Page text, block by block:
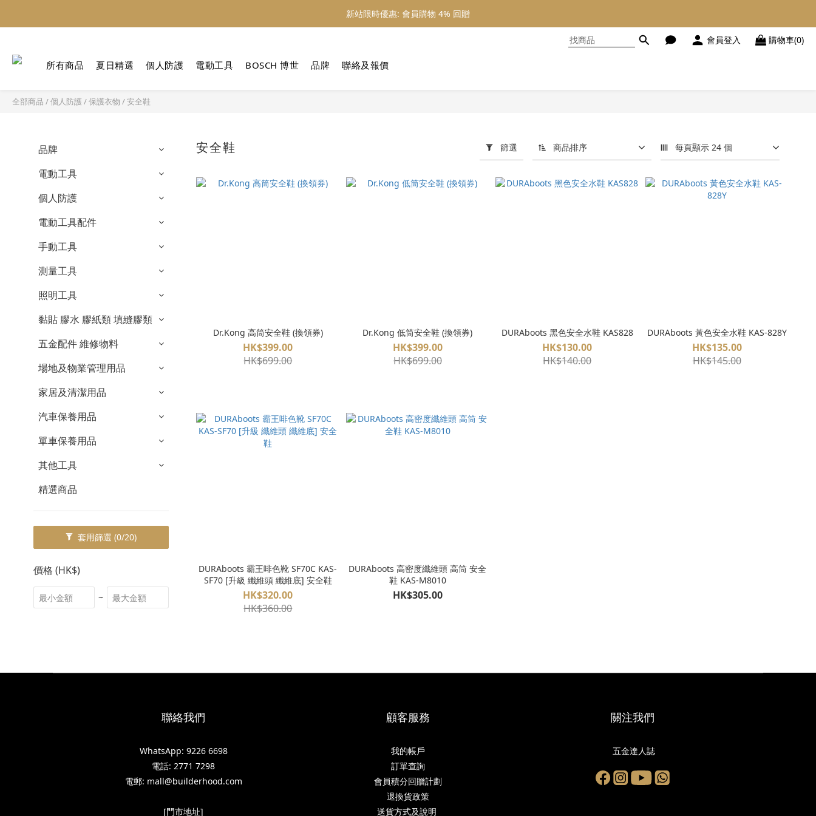
新站限時優惠: 會員購物 4% 回贈
新站限時優惠: 會員購物 4% 回贈
新站限時優惠: 會員購物 4% 回贈
會員登入 購物車(0)
所有商品 夏日精選 個人防護 電動工具 BOSCH 博世 品牌 聯絡及報價
全部商品 /個人防護 /保護衣物 /安全鞋
品牌
電動工具
個人防護
電動工具配件
手動工具
測量工具
照明工具
黏貼 膠水 膠紙類 填縫膠類
五金配件 維修物料
場地及物業管理用品
家居及清潔用品
汽車保養用品
單車保養用品
其他工具
精選商品
套用篩選 (0/20)
價格 (HK$)
~
安全鞋 篩選 商品排序 每頁顯示 24 個
Dr.Kong 高筒安全鞋 (換領券)
HK$399.00
HK$699.00
Dr.Kong 低筒安全鞋 (換領券)
HK$399.00
HK$699.00
DURAboots 黑色安全水鞋 KAS828
HK$130.00
HK$140.00
DURAboots 黃色安全水鞋 KAS-828Y
HK$135.00
HK$145.00
DURAboots 霸王啡色靴 SF70C KAS-
SF70 [升級 纖維頭 纖維底] 安全鞋
HK$320.00
HK$360.00
DURAboots 高密度纖維頭 高筒 安全
鞋 KAS-M8010
HK$305.00
聯絡我們
WhatsApp: 9226 6698
電話: 2771 7298
電郵: mall@builderhood.com
[門市地址]
顧客服務
我的帳戶
訂單查詢
會員積分回贈計劃
退換貨政策
送貨方式及說明
關注我們
五金達人誌